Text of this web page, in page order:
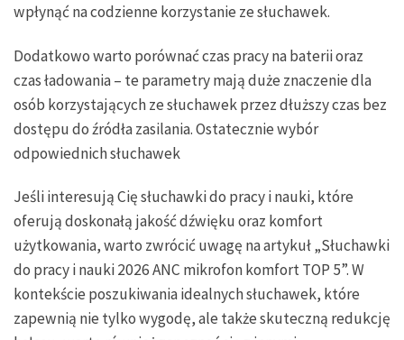
wpłynąć na codzienne korzystanie ze słuchawek.
Dodatkowo warto porównać czas pracy na baterii oraz
czas ładowania – te parametry mają duże znaczenie dla
osób korzystających ze słuchawek przez dłuższy czas bez
dostępu do źródła zasilania. Ostatecznie wybór
odpowiednich słuchawek
Jeśli interesują Cię słuchawki do pracy i nauki, które
oferują doskonałą jakość dźwięku oraz komfort
użytkowania, warto zwrócić uwagę na artykuł „Słuchawki
do pracy i nauki 2026 ANC mikrofon komfort TOP 5”. W
kontekście poszukiwania idealnych słuchawek, które
zapewnią nie tylko wygodę, ale także skuteczną redukcję